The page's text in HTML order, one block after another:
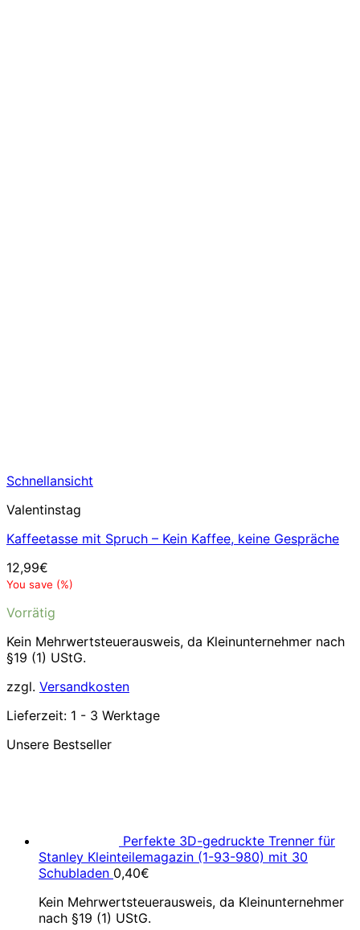
Schnellansicht
Valentinstag
Kaffeetasse mit Spruch – Kein Kaffee, keine Gespräche
12,99€
You save (%)
Vorrätig
Kein Mehrwertsteuerausweis, da Kleinunternehmer nach
§19 (1) UStG.
zzgl. Versandkosten
Lieferzeit: 1 - 3 Werktage
Unsere Bestseller
Perfekte 3D-gedruckte Trenner für
Stanley Kleinteilemagazin (1-93-980) mit 30
Schubladen 0,40€
Kein Mehrwertsteuerausweis, da Kleinunternehmer
nach §19 (1) UStG.